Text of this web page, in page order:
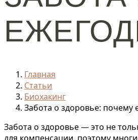
Главная
Статьи
Биохакинг
Забота о здоровье:
Забота о здоровье — это не